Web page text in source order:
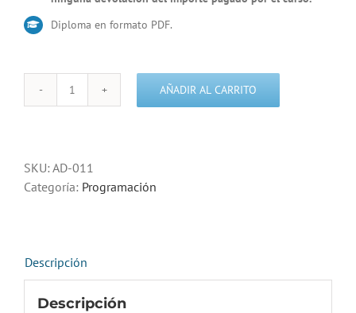
Diploma en formato PDF.
Curso
programación
en
AÑADIR AL CARRITO
SKU: AD-011
Categoría: Programación
Descripción
Descripción